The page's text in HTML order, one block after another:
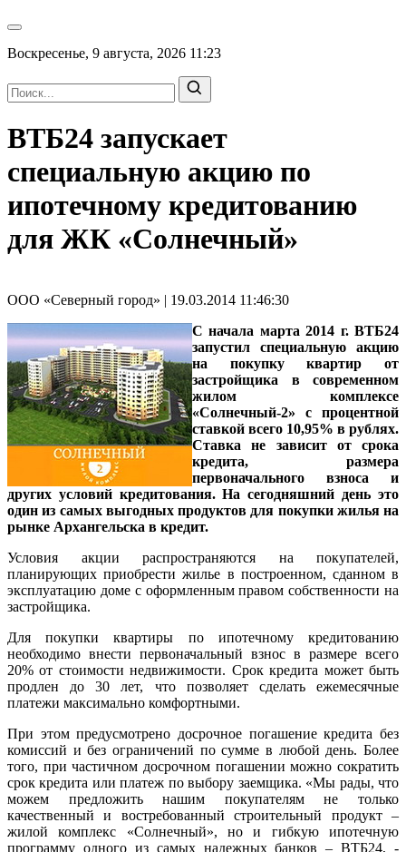
Воскресенье, 9 августа, 2026 11:23
ВТБ24 запускает
специальную акцию по
ипотечному кредитованию
для ЖК «Солнечный»
ООО «Северный город» | 19.03.2014 11:46:30
С начала марта 2014 г. ВТБ24
запустил специальную акцию
на покупку квартир от
застройщика в современном
жилом комплексе
«Солнечный-2» с процентной
ставкой всего 10,95% в рублях.
Ставка не зависит от срока
кредита, размера
первоначального взноса и
других условий кредитования. На сегодняшний день это
один из самых выгодных продуктов для покупки жилья на
рынке Архангельска в кредит.
Условия акции распространяются на покупателей,
планирующих приобрести жилье в построенном, сданном в
эксплуатацию доме с оформленным правом собственности на
застройщика.
Для покупки квартиры по ипотечному кредитованию
необходимо внести первоначальный взнос в размере всего
20% от стоимости недвижимости. Срок кредита может быть
продлен до 30 лет, что позволяет сделать ежемесячные
платежи максимально комфортными.
При этом предусмотрено досрочное погашение кредита без
комиссий и без ограничений по сумме в любой день. Более
того, при частичном досрочном погашении можно сократить
срок кредита или платеж по выбору заемщика. «Мы рады, что
можем предложить нашим покупателям не только
качественный и востребованный строительный продукт –
жилой комплекс «Солнечный», но и гибкую ипотечную
программу одного из самых надежных банков – ВТБ24, -